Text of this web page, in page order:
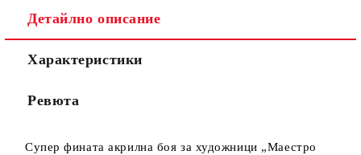
Детайлно описание
Характеристики
Ревюта
Супер фината акрилна боя за художници „Маестро